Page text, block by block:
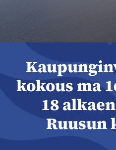
kokous ma
18
Ruusun